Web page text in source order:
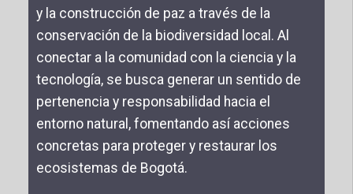
y la construcción de paz a través de la
conservación de la biodiversidad local. Al
conectar a la comunidad con la ciencia y la
tecnología, se busca generar un sentido de
pertenencia y responsabilidad hacia el
entorno natural, fomentando así acciones
concretas para proteger y restaurar los
ecosistemas de Bogotá.